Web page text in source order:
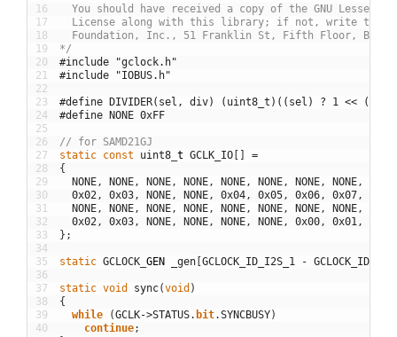
16
17
18
19
20
21
22
23
24
25
26
27
28
29
30
31
32
33
34
35
36
37
38
39
40
You should have received a copy of the GNU Lesser
License along with this library; if not, write to the
Foundation, Inc., 51 Franklin St, Fifth Floor, Boston,
*/
#include "gclock.h"
#include "IOBUS.h"
#define DIVIDER(sel, div) (uint8_t)((sel) ? 1 <<
#define NONE 0xFF
// for SAMD21GJ
static const uint8 t GCLK_IO
=
{
NONE, NONE, NONE, NONE, NONE, NONE, NONE, NONE,
0x02, 0x03, NONE, NONE, 0x04, 0x05, 0x06, 0x07,
NONE, NONE, NONE, NONE, NONE, NONE, NONE, NONE,
0x02, 0x03, NONE, NONE, NONE, NONE, 0x00, 0x01,
} ;
static GCLOCK GEN _gen GCLOCK_ID_I2S_1 -
static void sync(void )
{
while
(GCLK->STATUS. bit.SYNCBUSY)
continue;